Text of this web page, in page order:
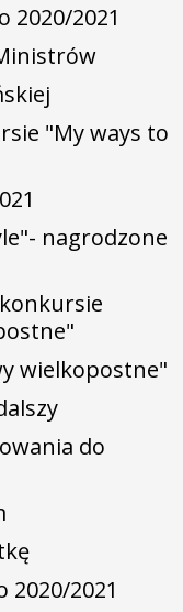
2020/2021
"My ways to
nagrodzone
wielkopostne"
do
2020/2021